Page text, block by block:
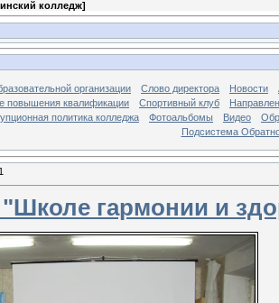
колледж]
организации Слово директора Новости
повышения квалификации
Спортивный клуб
политика колледжа
Фотоальбомы Видео
Подсистема
"Школе гармонии и